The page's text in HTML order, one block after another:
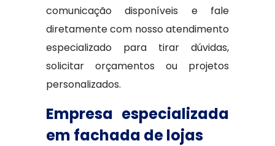
comunicação disponíveis e fale
diretamente com nosso atendimento
especializado para tirar dúvidas,
solicitar orçamentos ou projetos
personalizados.
Empresa especializada
em fachada de lojas